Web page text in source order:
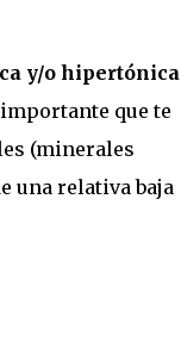
y/o hipertónica
que te
(minerales
una relativa baja